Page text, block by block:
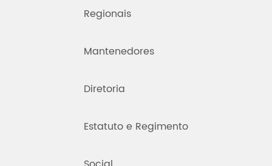
Regionais
Mantenedores
Diretoria
Estatuto e Regimento